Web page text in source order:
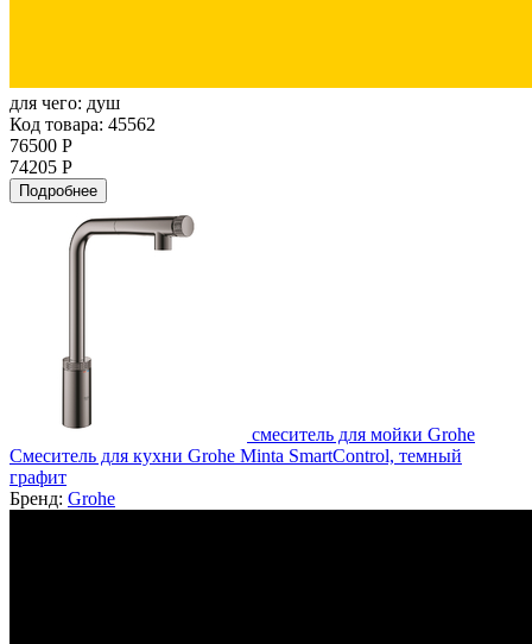
для чего: душ
Код товара: 45562
76500 Р
74205 Р
Подробнее
смеситель для мойки Grohe
Смеситель для кухни Grohe Minta SmartControl, темный
графит
Бренд: Grohe